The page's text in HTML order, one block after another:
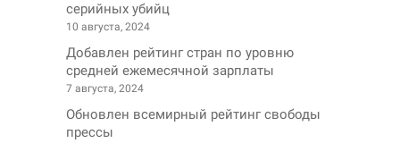
серийных убийц
10 августа, 2024
Добавлен рейтинг стран по уровню
средней ежемесячной зарплаты
7 августа, 2024
Обновлен всемирный рейтинг свободы
прессы